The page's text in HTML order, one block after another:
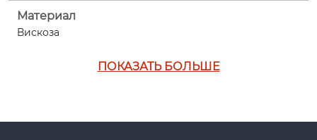
Материал
Вискоза
ПОКАЗАТЬ БОЛЬШЕ